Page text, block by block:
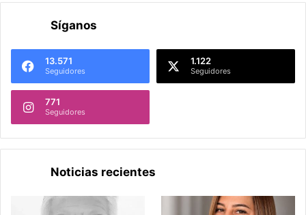
Síganos
13.571
Seguidores
1.122
Seguidores
771
Seguidores
Noticias recientes